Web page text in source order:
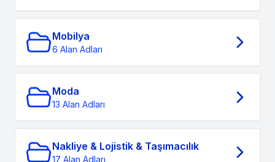
Mobilya
6 Alan Adları
Moda
13 Alan Adları
Nakliye & Lojistik & Taşımacılık
17 Alan Adları